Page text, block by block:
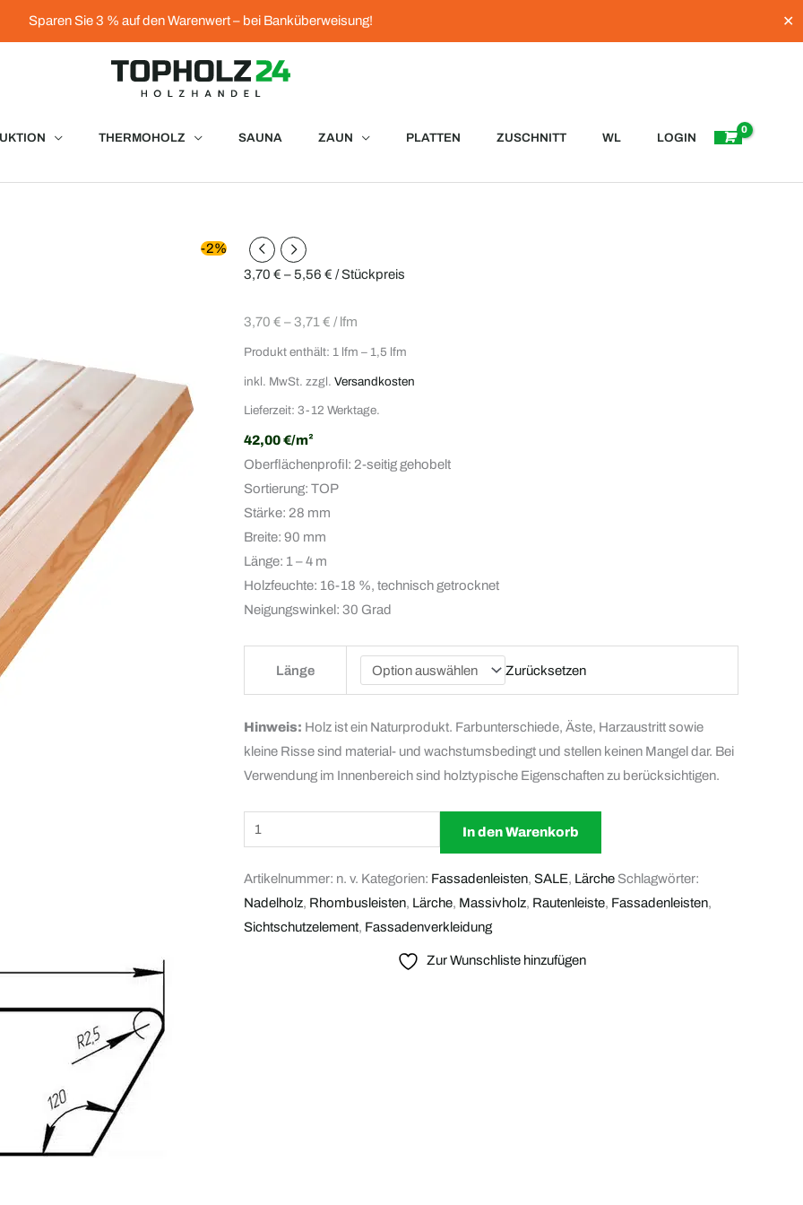
Sparen Sie 3 % auf den Warenwert – bei Banküberweisung! ✕
THERMOHOLZ SAUNA ZAUN PLATTEN ZUSCHNITT WL LOGIN
-2%
3,70 € –5,56 € / Stückpreis
3,70 € –3,71 € / lfm
Produkt enthält: 1 lfm – 1,5 lfm
inkl. MwSt. zzgl. Versandkosten
Lieferzeit: 3-12 Werktage.
42,00 €/m²
Oberflächenprofil: 2-seitig gehobelt
Sortierung: TOP
Stärke: 28 mm
Breite: 90 mm
Länge: 1 – 4 m
Holzfeuchte: 16-18 %, technisch getrocknet
Neigungswinkel: 30 Grad
Länge Zurücksetzen
Hinweis: Holz ist ein Naturprodukt. Farbunterschiede, Äste, Harzaustritt sowie
kleine Risse sind material- und wachstumsbedingt und stellen keinen Mangel dar. Bei
Verwendung im Innenbereich sind holztypische Eigenschaften zu berücksichtigen.
Rhombusleisten
Lärche
mm
Menge
In den Warenkorb
Artikelnummer: n. v. Kategorien: Fassadenleisten, SALE, Lärche Schlagwörter:
Nadelholz, Rhombusleisten, Lärche, Massivholz, Rautenleiste, Fassadenleisten,
Sichtschutzelement, Fassadenverkleidung
Zur Wunschliste hinzufügen